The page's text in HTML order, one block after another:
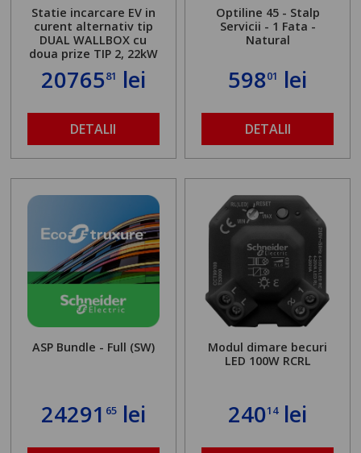
Statie incarcare EV in
curent alternativ tip
DUAL WALLBOX cu
doua prize TIP 2, 22kW
2076581 lei
DETALII
Optiline 45 - Stalp
Servicii - 1 Fata -
Natural
59801 lei
DETALII
ASP Bundle - Full (SW)
24291 65lei
Modul dimare becuri
LED 100W RCRL
24014lei